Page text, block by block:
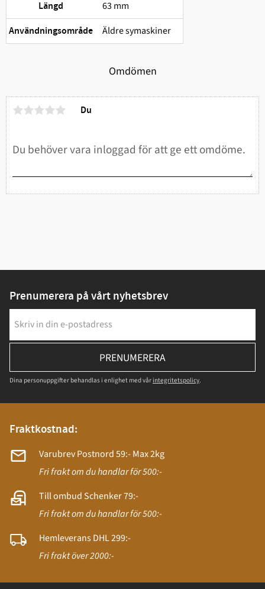
Längd 63 mm
Användningsområde Äldre symaskiner
Omdömen
Du
Prenumerera på vårt nyhetsbrev
PRENUMERERA
Dina personuppgifter behandlas i enlighet med vår integritetspolicy.
Fraktkostnad:
Varubrev Postnord 59:- Max 2kg
Fri frakt om du handlar för 500:-
Till ombud Schenker 79:-
Fri frakt om du handlar för 500:-
Hemleverans DHL 299:-
Fri frakt över 2000:-